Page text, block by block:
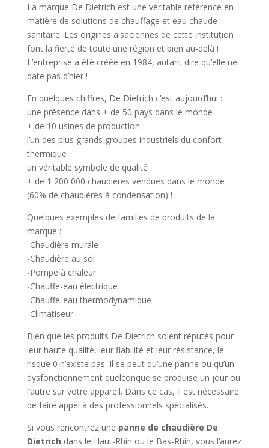
La marque De Dietrich est une véritable référence en
matière de solutions de chauffage et eau chaude
sanitaire. Les origines alsaciennes de cette institution
font la fierté de toute une région et bien au-delà !
L’entreprise a été créée en 1984, autant dire qu’elle ne
date pas d’hier !
En quelques chiffres, De Dietrich c’est aujourd’hui :
une présence dans + de 50 pays dans le monde
+ de 10 usines de production
l’un des plus grands groupes industriels du confort
thermique
un véritable symbole de qualité
+ de 1 200 000 chaudières vendues dans le monde
(60% de chaudières à condensation) !
Quelques exemples de familles de produits de la
marque :
-Chaudière murale
-Chaudière au sol
-Pompe à chaleur
-Chauffe-eau électrique
-Chauffe-eau thermodynamique
-Climatiseur
Bien que les produits De Dietrich soient réputés pour
leur haute qualité, leur fiabilité et leur résistance, le
risque 0 n’existe pas. Il se peut qu’une panne ou qu’un
dysfonctionnement quelconque se produise un jour ou
l’autre sur votre appareil. Dans ce cas, il est nécessaire
de faire appel à des professionnels spécialisés.
Si vous rencontrez une panne de chaudière De
Dietrich dans le Haut-Rhin ou le Bas-Rhin, vous l’aurez